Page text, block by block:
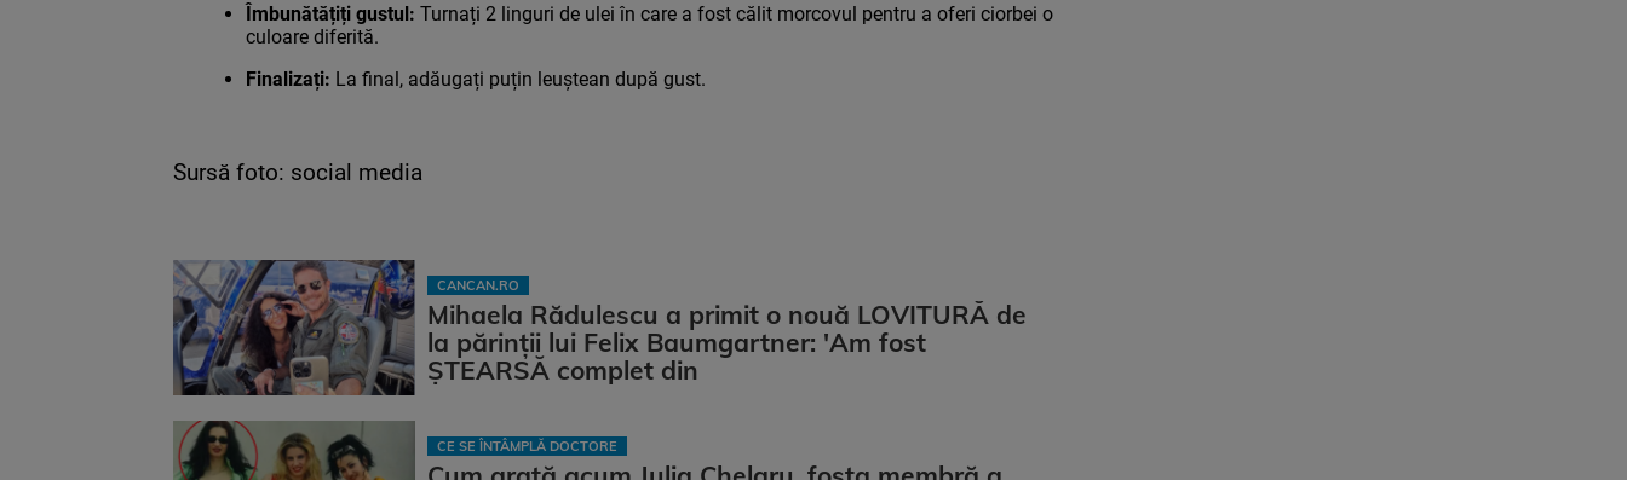
Îmbunătățiți gustul: Turnați 2 linguri de ulei în care a fost călit morcovul pentru a oferi ciorbei o
culoare diferită.
Finalizați: La final, adăugați puțin leuștean după gust.
Sursă foto: social media
CANCAN.RO
Mihaela Rădulescu a primit o nouă LOVITURĂ de
la părinții lui Felix Baumgartner: 'Am fost
ȘTEARSĂ complet din
CE SE ÎNTÂMPLĂ DOCTORE